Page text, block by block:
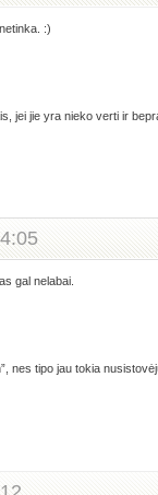
:)
jei jie yra nieko verti ir
gal nelabai.
nes tipo jau tokia